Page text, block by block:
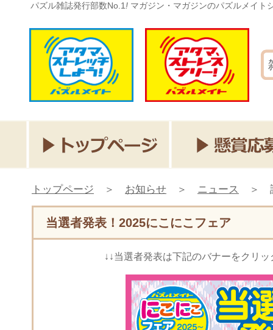
パズル雑誌発行部数No.1 ! マガジン・マガジンのパズルメイト
トップページ ＞ お知らせ ＞ ニュース ＞
当選者発表！2025にこにこフェア
↓↓当選者発表は下記のバナーをクリ